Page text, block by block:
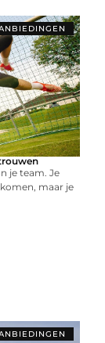
je team. Je
maar je